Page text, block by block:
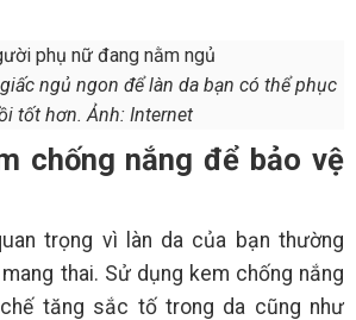
ngủ ngon để làn da bạn có thể phục
tốt hơn. Ảnh: Internet
chống nắng để bảo vệ
trọng vì làn da của bạn thường
thai. Sử dụng kem chống nắng
tăng sắc tố trong da cũng như